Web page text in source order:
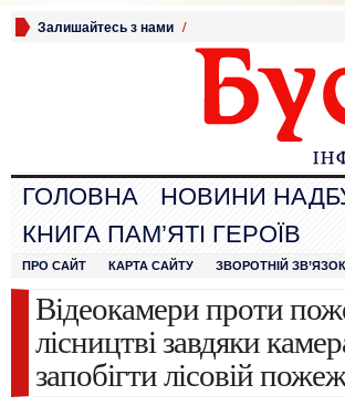
Залишайтесь з нами /
ГОЛОВНА НОВИНИ
КНИГА ПАМ’ЯТІ ГЕРОЇВ
ПРО САЙТ КАРТА САЙТУ ЗВОРОТНІЙ ЗВ’ЯЗОК
Відеокамери проти
лісництві завдяки
запобігти лісовій